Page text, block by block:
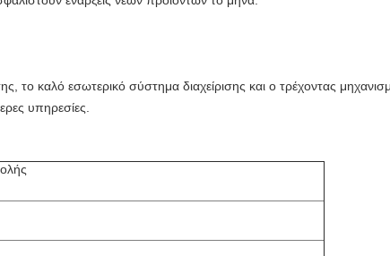
το καλό εσωτερικό σύστημα διαχείρισης και ο τρέχοντας
υπηρεσίες.